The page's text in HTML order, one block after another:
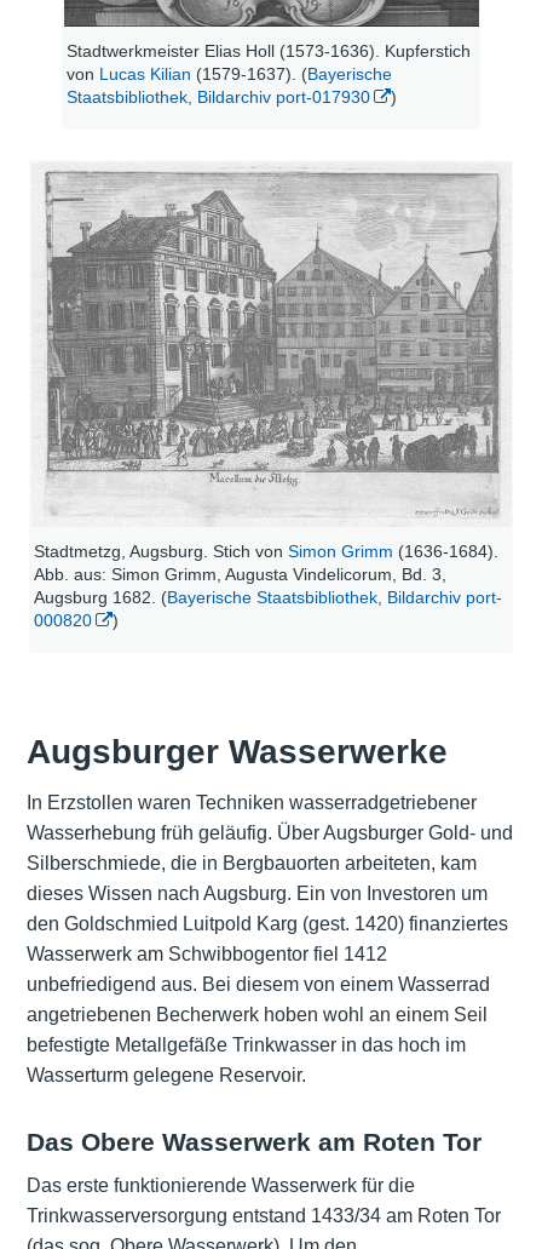
Stadtwerkmeister Elias Holl (1573-1636). Kupferstich
von Lucas Kilian (1579-1637). (Bayerische
Staatsbibliothek, Bildarchiv port-017930
)
Stadtmetzg, Augsburg. Stich vonSimon Grimm (1636-1684).
Abb. aus: Simon Grimm, Augusta Vindelicorum, Bd. 3,
Augsburg 1682. (Bayerische Staatsbibliothek, Bildarchiv port-
000820
)
Augsburger Wasserwerke
In Erzstollen waren Techniken wasserradgetriebener
Wasserhebung früh geläufig. Über Augsburger Gold- und
Silberschmiede, die in Bergbauorten arbeiteten, kam
dieses Wissen nach Augsburg. Ein von Investoren um
den Goldschmied Luitpold Karg (gest. 1420) finanziertes
Wasserwerk am Schwibbogentor fiel 1412
unbefriedigend aus. Bei diesem von einem Wasserrad
angetriebenen Becherwerk hoben wohl an einem Seil
befestigte Metallgefäße Trinkwasser in das hoch im
Wasserturm gelegene Reservoir.
Das Obere Wasserwerk am Roten Tor
Das erste funktionierende Wasserwerk für die
Trinkwasserversorgung entstand 1433/34 am Roten Tor